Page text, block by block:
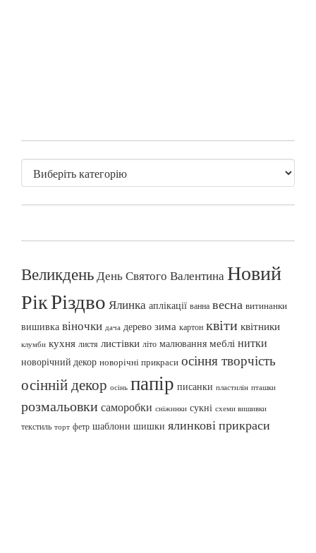
ВеликденьДень Святого ВалентинаНовий
РікРіздво Ялинка аплікації ванна весна витинанки
вишивка віночки дача дерево зима картон квіти квітники
клумби кухня листя листівки літо малювання меблі нитки
новорічний декор новорічні прикраси осіння творчість
осінній декор осінь папір писанки пластилін пташки
розмальовки саморобки сніжинки сукні схеми вишивки
текстиль торт фетр шаблони шишки ялинкові прикраси